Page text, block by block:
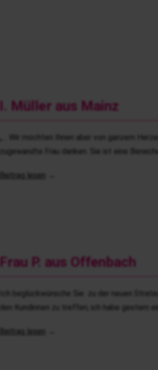
I. Müller aus Mainz
„… Wir möchten Ihnen aber von ganzem
zugewandte Frau danken. Sie ist eine
Beitrag lesen
Frau P. aus Offenbach
Ich beglückwünsche Sie zu der neuen
den Kundinnen zu treffen; ich habe gestern
Beitrag lesen